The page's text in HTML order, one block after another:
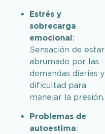
Estrés y
sobrecarga
emocional :
Sensación de estar
abrumado por las
demandas diarias y
dificultad para
manejar la presión.
Problemas de
autoestima: